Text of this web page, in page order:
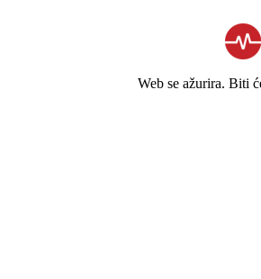
Web se ažurira. Biti